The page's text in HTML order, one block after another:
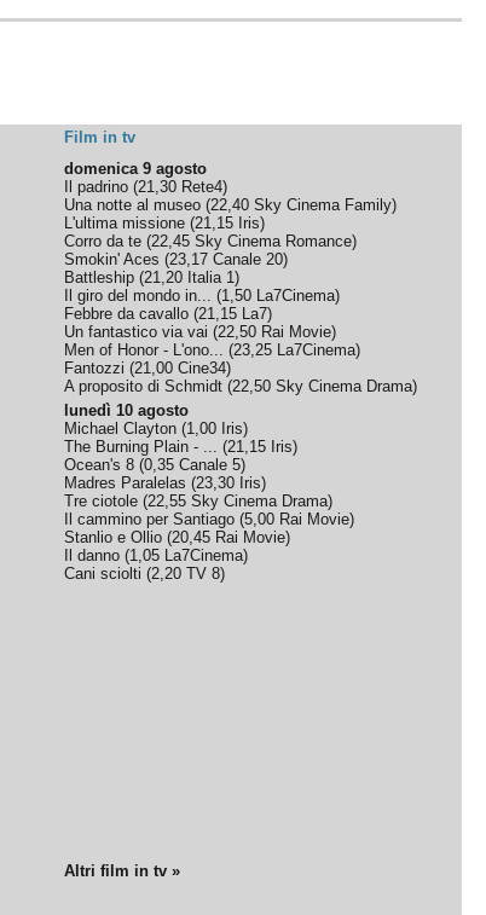
Film in tv
domenica 9 agosto
Il padrino (21,30 Rete4)
Una notte al museo (22,40 Sky Cinema Family)
L'ultima missione (21,15 Iris)
Corro da te (22,45 Sky Cinema Romance)
Smokin' Aces (23,17 Canale 20)
Battleship (21,20 Italia 1)
Il giro del mondo in... (1,50 La7Cinema)
Febbre da cavallo (21,15 La7)
Un fantastico via vai (22,50 Rai Movie)
Men of Honor - L'ono... (23,25 La7Cinema)
Fantozzi (21,00 Cine34)
A proposito di Schmidt (22,50 Sky Cinema Drama)
lunedì 10 agosto
Michael Clayton (1,00 Iris)
The Burning Plain - ... (21,15 Iris)
Ocean's 8 (0,35 Canale 5)
Madres Paralelas (23,30 Iris)
Tre ciotole (22,55 Sky Cinema Drama)
Il cammino per Santiago (5,00 Rai Movie)
Stanlio e Ollio (20,45 Rai Movie)
Il danno (1,05 La7Cinema)
Cani sciolti (2,20 TV 8)
Altri film in tv »